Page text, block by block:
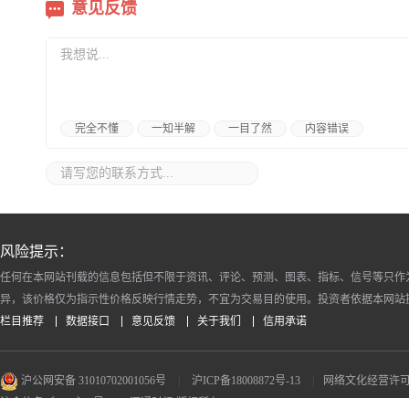
意见反馈
完全不懂 一知半解 一目了然 内容错误
风险提示：
任何在本网站刊载的信息包括但不限于资讯、评论、预测、图表、指标、信号等只
异，该价格仅为指示性价格反映行情走势，不宜为交易目的使用。投资者依据本网
栏目推荐
数据接口 意见反馈 关于我们 信用承诺
沪公网安备 31010702001056号 沪ICP备18008872号-13
网络文化经营许